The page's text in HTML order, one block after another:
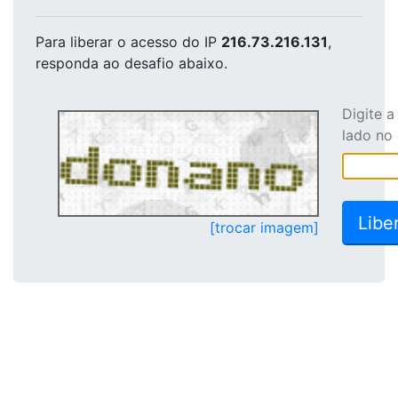
Para liberar o acesso do IP 216.73.216.131,
responda ao desafio abaixo.
[trocar imagem]
Digite
lado no